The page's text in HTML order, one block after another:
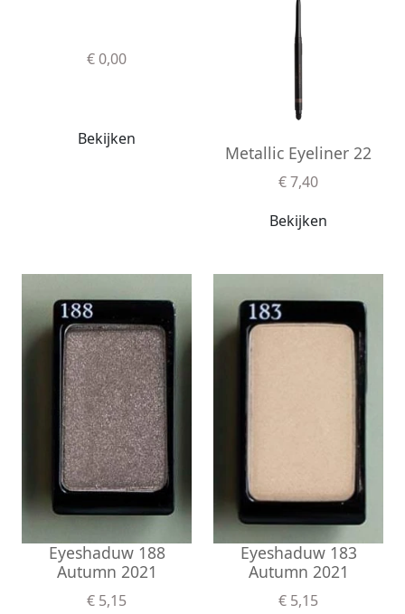
€ 0,00
Bekijken
Metallic Eyeliner 22
€ 7,40
Bekijken
Eyeshaduw 188
Autumn 2021
€ 5,15
Eyeshaduw 183
Autumn 2021
€ 5,15